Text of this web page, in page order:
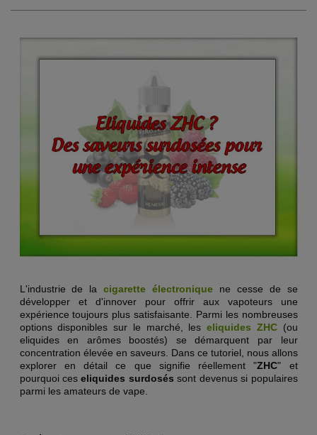
L'industrie de lacigarette électronique
ne cesse de se
développer et d'innover pour offrir aux vapoteurs une
expérience toujours plus satisfaisante. Parmi les nombreuses
options disponibles sur le marché, les eliquides ZHC (ou
eliquides en arômes boostés) se démarquent par leur
concentration élevée en saveurs. Dans ce tutoriel, nous allons
explorer en détail ce que signifie réellement "ZHC" et
pourquoi ceseliquides surdosés sont devenus si populaires
parmi les amateurs de vape.